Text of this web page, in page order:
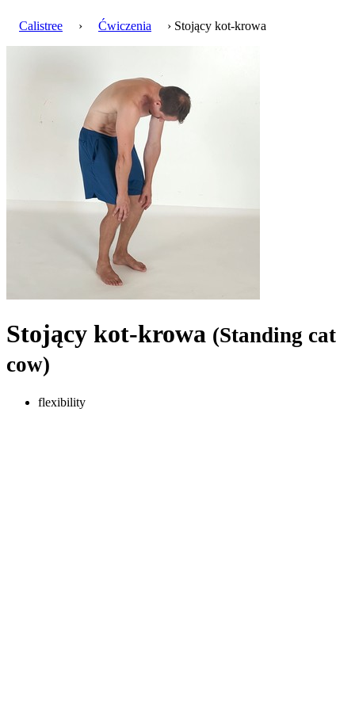
Calistree › Ćwiczenia › Stojący kot-krowa
Stojący kot-krowa (Standing cat
cow)
flexibility